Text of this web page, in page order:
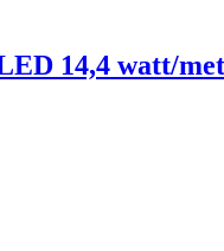
14,4 watt/